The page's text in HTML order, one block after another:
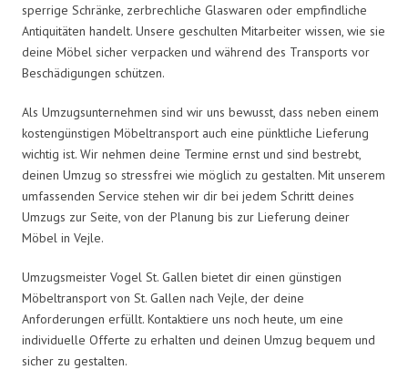
sperrige Schränke, zerbrechliche Glaswaren oder empfindliche
Antiquitäten handelt. Unsere geschulten Mitarbeiter wissen, wie sie
deine Möbel sicher verpacken und während des Transports vor
Beschädigungen schützen.
Als Umzugsunternehmen sind wir uns bewusst, dass neben einem
kostengünstigen Möbeltransport auch eine pünktliche Lieferung
wichtig ist. Wir nehmen deine Termine ernst und sind bestrebt,
deinen Umzug so stressfrei wie möglich zu gestalten. Mit unserem
umfassenden Service stehen wir dir bei jedem Schritt deines
Umzugs zur Seite, von der Planung bis zur Lieferung deiner
Möbel in Vejle.
Umzugsmeister Vogel St. Gallen bietet dir einen günstigen
Möbeltransport von St. Gallen nach Vejle, der deine
Anforderungen erfüllt. Kontaktiere uns noch heute, um eine
individuelle Offerte zu erhalten und deinen Umzug bequem und
sicher zu gestalten.